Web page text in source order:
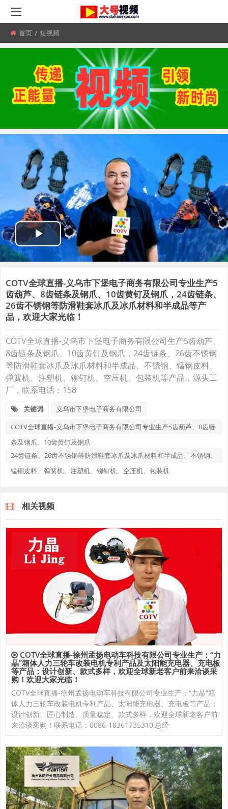
首页
所
在
短视频
COTV全球直播-义乌市下堡电子商务有限公司专业生产5
齿葫芦、8齿链条及钢爪、10齿黄钉及钢爪，24齿链条、
26齿不锈钢等防滑鞋套冰爪及冰爪材料和半成品等产
品，欢迎大家光临！
COTV全球直播-义乌市下堡电子商务有限公司生产5齿葫芦、
8齿链条及钢爪、10齿黄钉及钢爪，24齿链条、26齿不锈钢
等防滑鞋套冰爪及冰爪材料和半成品、不锈钢、锰钢皮料、
弹簧机、注塑机、铆钉机、空压机、包装机等产品，源头工
厂，联系电话：158
关键词
义乌市下堡电子商务有限公司
COTV全球直播-义乌市下堡电子商务有限公司专业生产5齿葫芦、8齿链
条及钢爪、10齿黄钉及钢爪
24齿链条、26齿不锈钢等防滑鞋套冰爪及冰爪材料和半成品、不锈钢、
锰铜皮料、弹簧机、注塑机、铆钉机、空压机、包装机
相关视频
COTV全球直播-徐州孟扬电动车科技有限公司专业生产：“力
晶”箱体人力三轮车改装电机专利产品及太阳能充电器、充电板
等产品；设计创新、款式多样，欢迎全球新老客户前来洽谈采
购！欢迎大家光临！
COTV全球直播-徐州孟扬电动车科技有限公司专业生产：“力晶”箱
体人力三轮车改装电机专利产品、太阳能充电器、充电板等产品；
设计创新、匠心制造、质量稳定、款式多样，欢迎全球新老客户前
来洽谈采购！联系电话：0086-18361735310,总经